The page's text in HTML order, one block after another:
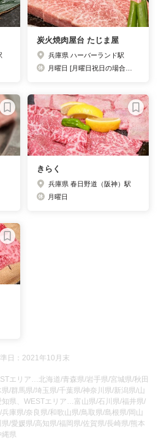
炭火焼肉屋台 たじま屋
兵庫県 ハーバーランド駅
きらく
兵庫県 春日野道（阪神）駅
月曜日
日：2021年10月末
エリア…北海道/青森県/岩手県/宮城県/秋田
/群馬県/埼玉県/千葉県/神奈川県/新潟県/山
知県、WESTエリア…富山県/石川県/福井県/
庫県/奈良県/和歌山県/鳥取県/島根県/岡山
/愛媛県/高知県/福岡県/佐賀県/長崎県/熊本
縄県